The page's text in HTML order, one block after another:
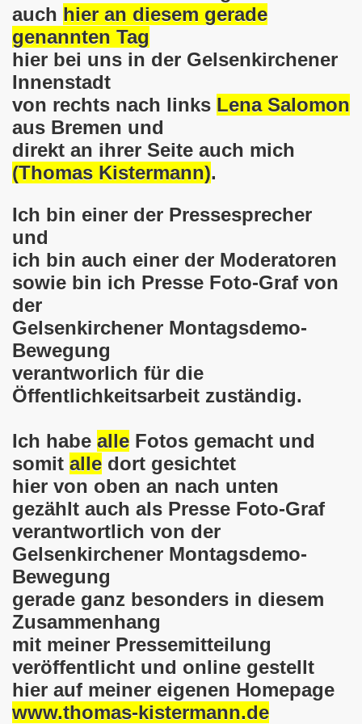
auch hier an diesem gerade
genannten Tag
hier bei uns in der Gelsenkirchener
Innenstadt
von rechts nach links Lena Salomon
aus Bremen und
direkt an ihrer Seite auch mich
(Thomas Kistermann).
Ich bin einer der Pressesprecher
und
ich bin auch einer der Moderatoren
sowie bin ich Presse Foto-Graf von
der
Gelsenkirchener Montagsdemo-
Bewegung
verantworlich für die
Öffentlichkeitsarbeit zuständig.
Ich habe alle Fotos gemacht und
somit alle dort gesichtet
hier von oben an nach unten
gezählt auch als Presse Foto-Graf
verantwortlich von der
Gelsenkirchener Montagsdemo-
Bewegung
gerade ganz besonders in diesem
Zusammenhang
mit meiner Pressemitteilung
veröffentlicht und online gestellt
hier auf meiner eigenen Homepage
www.thomas-kistermann.de
Wir protestieren und wir demonstrieren gegen die
Saale setzt am 27.01.2024 Verbot der MLPD-Fahne
zeigt am 05.02.2024 Flagge um 17.30 Uhr
08.01.2024 der Diskriminierung und der
gestorben - Nachruf der Koordinierungsgruppe
Bewegung: Protest gegen Arbeitsplatzvernichtung
gegen Kundgebung und gegen Frank Oettler
durch die Innenstädte von Stuttgart, von Erfurt
Bewegung am 09.10.2023 um 17.30 Uhr auf dem
und von Martina Reichmann: Gelungenes Fest
Bewegung - feier am 11.09.2023 um 17.30 Uhr auf
Bewegung als Korrespondenz veröffentlicht von
am 10.07.2023 auf dem Heinrich-König-
Bewegung Gelsenkirchen sagt am 12.06.2023 „Nein“
am 12.06.2023 um 17.30 Uhr auf dem
der Befreiung vom Hitler-Faschismus - aktiver
dem Heinrich-König-Platz als Kundgebungsplatz
am 13.03.2023 ruft auf: Aktiver Widerstand
solidarisch mit den Betroffenen am
am 13.02.2023: Aktiver Widerstand gegen